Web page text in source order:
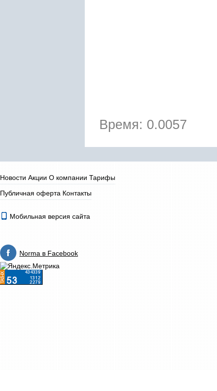
Время: 0.0057
Новости Акции О компании Тарифы
Публичная оферта Контакты
Мобильная версия сайта
Norma в Facebook